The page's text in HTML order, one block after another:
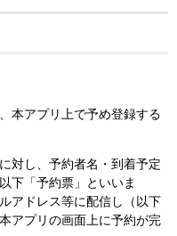
本アプリ上で予め登録する
対し、予約者名・到着予定
下「予約票」といいま
アドレス等に配信し（以下
アプリの画面上に予約が完